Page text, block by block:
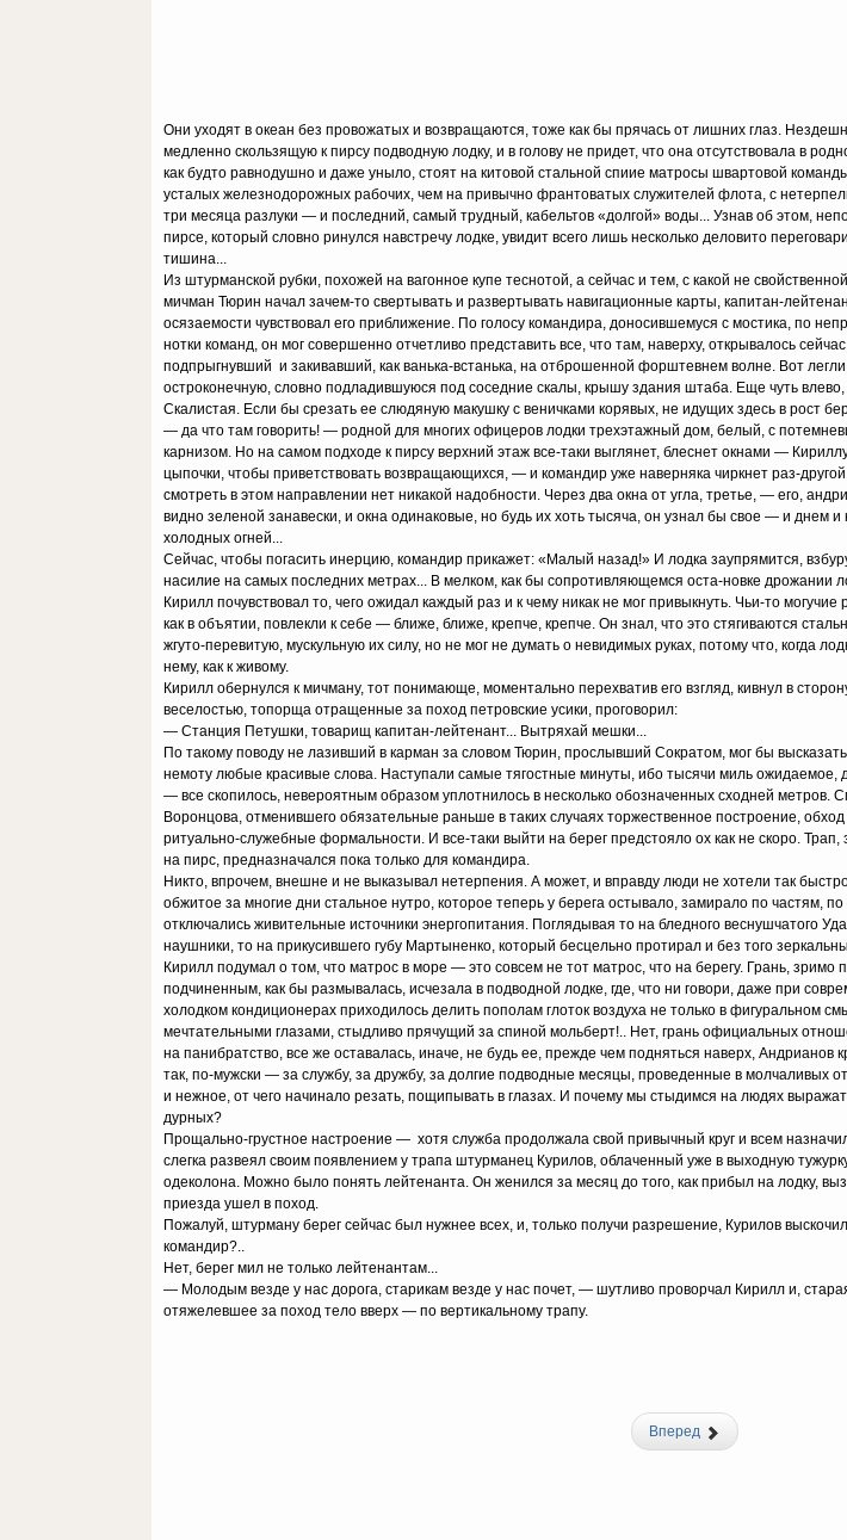
Они уходят в океан без провожатых и возвращаются, тоже как бы прячась от лишних глаз.
медленно скользящую к пирсу подводную лодку, и в голову не придет, что она отсутствовала в
как будто равнодушно и даже уныло, стоят на китовой стальной спиие матросы швартовой
усталых железнодорожных рабочих, чем на привычно франтоватых служителей флота, с
три месяца разлуки — и последний, самый трудный, кабельтов «долгой» воды... Узнав об этом,
пирсе, который словно ринулся навстречу лодке, увидит всего лишь несколько деловито
тишина...
Из штурманской рубки, похожей на вагонное купе теснотой, а сейчас и тем, с какой не
мичман Тюрин начал зачем-то свертывать и развертывать навигационные карты, капитан-
осязаемости чувствовал его приближение. По голосу командира, доносившемуся с мостика, по
нотки команд, он мог совершенно отчетливо представить все, что там, наверху, открывалось
подпрыгнувший и закивавший, как ванька-встанька, на отброшенной форштевнем волне. Вот
остроконечную, словно подладившуюся под соседние скалы, крышу здания штаба. Еще чуть
Скалистая. Если бы срезать ее слюдяную макушку с веничками корявых, не идущих здесь в рост
— да что там говорить! — родной для многих офицеров лодки трехэтажный дом, белый, с
карнизом. Но на самом подходе к пирсу верхний этаж все-таки выглянет, блеснет окнами —
цыпочки, чтобы приветствовать возвращающихся, — и командир уже наверняка чиркнет раз-
смотреть в этом направлении нет никакой надобности. Через два окна от угла, третье, — его,
видно зеленой занавески, и окна одинаковые, но будь их хоть тысяча, он узнал бы свое — и днем и
холодных огней...
Сейчас, чтобы погасить инерцию, командир прикажет: «Малый назад!» И лодка заупрямится,
насилие на самых последних метрах... В мелком, как бы сопротивляющемся оста-новке дрожании
Кирилл почувствовал то, чего ожидал каждый раз и к чему никак не мог привыкнуть. Чьи-то
как в объятии, повлекли к себе — ближе, ближе, крепче, крепче. Он знал, что это стягиваются
жгуто-перевитую, мускульную их силу, но не мог не думать о невидимых руках, потому что, когда
нему, как к живому.
Кирилл обернулся к мичману, тот понимающе, моментально перехватив его взгляд, кивнул в
веселостью, топорща отращенные за поход петровские усики, проговорил:
— Станция Петушки, товарищ капитан-лейтенант... Вытряхай мешки...
По такому поводу не лазивший в карман за словом Тюрин, прослывший Сократом, мог бы
немоту любые красивые слова. Наступали самые тягостные минуты, ибо тысячи миль
— все скопилось, невероятным образом уплотнилось в несколько обозначенных сходней метров.
Воронцова, отменившего обязательные раньше в таких случаях торжественное построение,
ритуально-служебные формальности. И все-таки выйти на берег предстояло ох как не скоро.
на пирс, предназначался пока только для командира.
Никто, впрочем, внешне и не выказывал нетерпения. А может, и вправду люди не хотели так
обжитое за многие дни стальное нутро, которое теперь у берега остывало, замирало по частям,
отключались живительные источники энергопитания. Поглядывая то на бледного веснушчатого
наушники, то на прикусившего губу Мартыненко, который бесцельно протирал и без того
Кирилл подумал о том, что матрос в море — это совсем не тот матрос, что на берегу. Грань, зримо
подчиненным, как бы размывалась, исчезала в подводной лодке, где, что ни говори, даже при
холодком кондиционерах приходилось делить пополам глоток воздуха не только в фигуральном
мечтательными глазами, стыдливо прячущий за спиной мольберт!.. Нет, грань официальных
на панибратство, все же оставалась, иначе, не будь ее, прежде чем подняться наверх, Андрианов
так, по-мужски — за службу, за дружбу, за долгие подводные месяцы, проведенные в молчаливых
и нежное, от чего начинало резать, пощипывать в глазах. И почему мы стыдимся на людях
дурных?
Прощально-грустное настроение — хотя служба продолжала свой привычный круг и всем
слегка развеял своим появлением у трапа штурманец Курилов, облаченный уже в выходную
одеколона. Можно было понять лейтенанта. Он женился за месяц до того, как прибыл на лодку,
приезда ушел в поход.
Пожалуй, штурману берег сейчас был нужнее всех, и, только получи разрешение, Курилов
командир?..
Нет, берег мил не только лейтенантам...
— Молодым везде у нас дорога, старикам везде у нас почет, — шутливо проворчал Кирилл и,
отяжелевшее за поход тело вверх — по вертикальному трапу.
Вперед